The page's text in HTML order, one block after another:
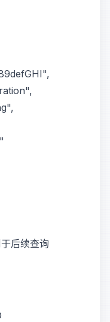
后续查询